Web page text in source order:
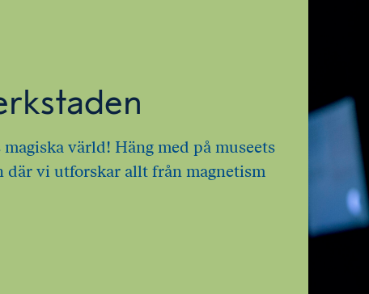
värld! Häng med på museets
där vi utforskar allt från magnetism